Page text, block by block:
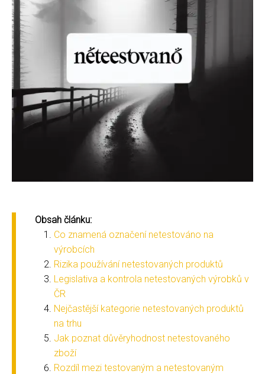
Obsah článku:
Co znamená označení netestováno na
výrobcích
Rizika používání netestovaných produktů
Legislativa a kontrola netestovaných výrobků v
ČR
Nejčastější kategorie netestovaných produktů
na trhu
Jak poznat důvěryhodnost netestovaného
zboží
Rozdíl mezi testovaným a netestovaným